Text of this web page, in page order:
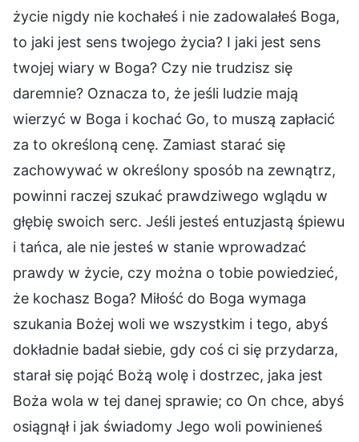
życie nigdy nie kochałeś i nie zadowalałeś Boga,
to jaki jest sens twojego życia? I jaki jest sens
twojej wiary w Boga? Czy nie trudzisz się
daremnie? Oznacza to, że jeśli ludzie mają
wierzyć w Boga i kochać Go, to muszą zapłacić
za to określoną cenę. Zamiast starać się
zachowywać w określony sposób na zewnątrz,
powinni raczej szukać prawdziwego wglądu w
głębię swoich serc. Jeśli jesteś entuzjastą śpiewu
i tańca, ale nie jesteś w stanie wprowadzać
prawdy w życie, czy można o tobie powiedzieć,
że kochasz Boga? Miłość do Boga wymaga
szukania Bożej woli we wszystkim i tego, abyś
dokładnie badał siebie, gdy coś ci się przydarza,
starał się pojąć Bożą wolę i dostrzec, jaka jest
Boża wola w tej danej sprawie; co On chce, abyś
osiągnął i jak świadomy Jego woli powinieneś